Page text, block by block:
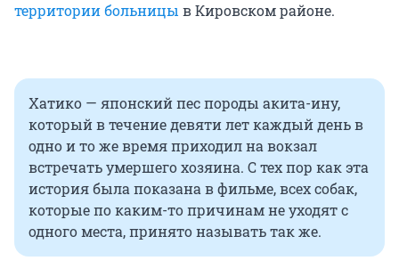
территории больницы в Кировском районе.
Хатико — японский пес породы акита-ину,
который в течение девяти лет каждый день в
одно и то же время приходил на вокзал
встречать умершего хозяина. С тех пор как эта
история была показана в фильме, всех собак,
которые по каким-то причинам не уходят с
одного места, принято называть так же.